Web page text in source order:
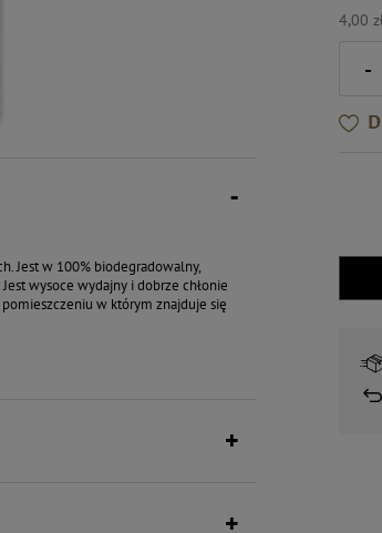
4,00
-
Jest w 100% biodegradowalny,
wysoce wydajny i dobrze chłonie
w którym znajduje się